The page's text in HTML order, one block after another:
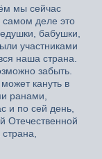
мы сейчас
деле это
бабушки,
участниками
наша страна.
забыть.
кануть в
ранами,
и по сей день,
Отечественной